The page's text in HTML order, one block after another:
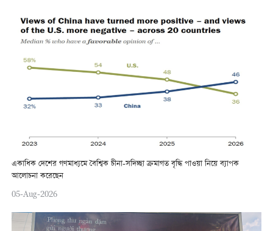
একাধিক দেশের গণমাধ্যমে বৈশ্বিক চীনা-সদিচ্ছা ক্রমাগত বৃদ্ধি পাওয়া নিয়ে ব্যাপক
আলোচনা করেছেন
05-Aug-2026